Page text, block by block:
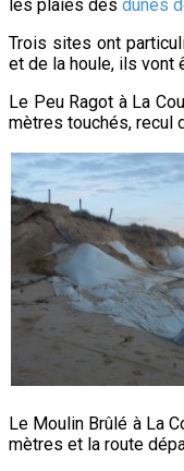
les plaies des dunes
Trois sites ont
et de la houle, ils vont
Le Peu Ragot à La
mètres touchés, recul
Le Moulin Brûlé à La
mètres et la route